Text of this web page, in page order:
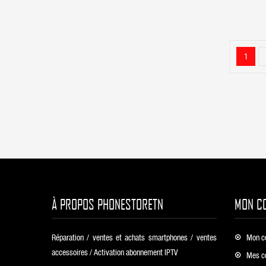
1
À PROPOS PHONESTORETN
Réparation / ventes et achats smartphones / ventes
accessoires / Activation abonnement IPTV
MON
Mon
Mes